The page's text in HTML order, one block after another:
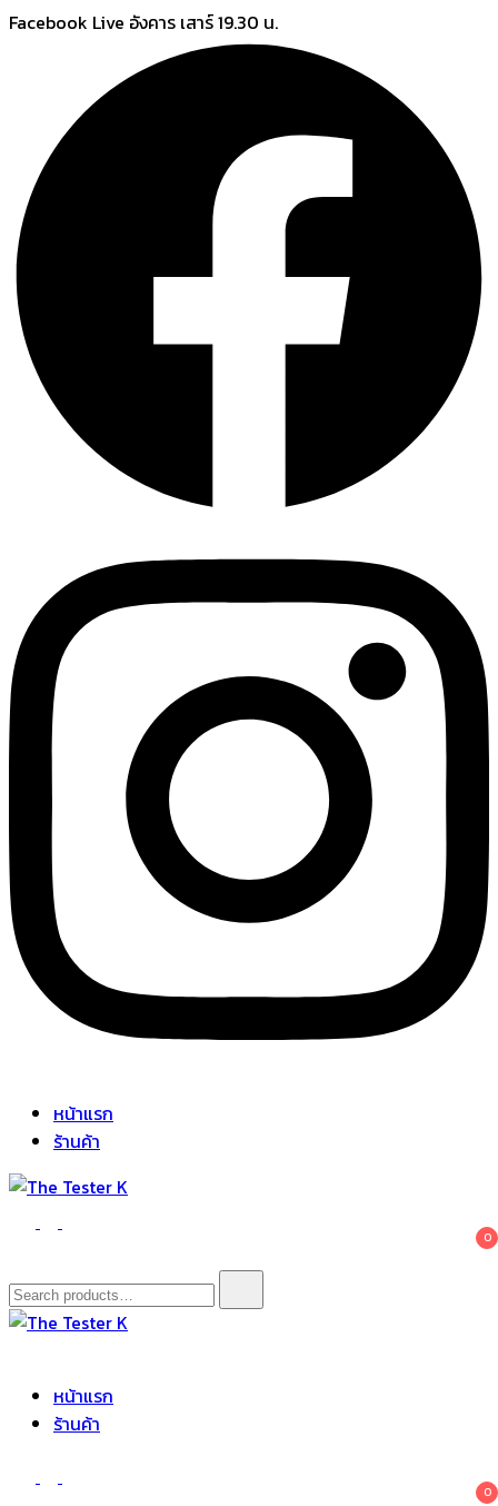
Skip
Facebook Live อังคาร เสาร์ 19.30 น.
หน้าแรก
ร้านค้า
The Tester K
Korean cosmetics 0
Search
for:
หน้าแรก
ร้านค้า
0